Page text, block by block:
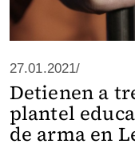
27.01.2021/
Detienen a
plantel
de arma en